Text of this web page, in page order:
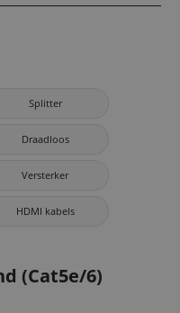
Splitter
Draadloos
Versterker
HDMI kabels
(Cat5e/6)